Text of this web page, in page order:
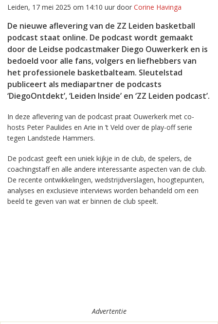
Leiden, 17 mei 2025 om 14:10 uur door Corine Havinga
De nieuwe aflevering van de ZZ Leiden basketball
podcast staat online. De podcast wordt gemaakt
door de Leidse podcastmaker Diego Ouwerkerk en is
bedoeld voor alle fans, volgers en liefhebbers van
het professionele basketbalteam. Sleutelstad
publiceert als mediapartner de podcasts
‘DiegoOntdekt’, ‘Leiden Inside’ en ‘ZZ Leiden podcast’.
In deze aflevering van de podcast praat Ouwerkerk met co-
hosts Peter Paulides en Arie in ’t Veld over de play-off serie
tegen Landstede Hammers.
De podcast geeft een uniek kijkje in de club, de spelers, de
coachingstaff en alle andere interessante aspecten van de club.
De recente ontwikkelingen, wedstrijdverslagen, hoogtepunten,
analyses en exclusieve interviews worden behandeld om een
beeld te geven van wat er binnen de club speelt.
Advertentie